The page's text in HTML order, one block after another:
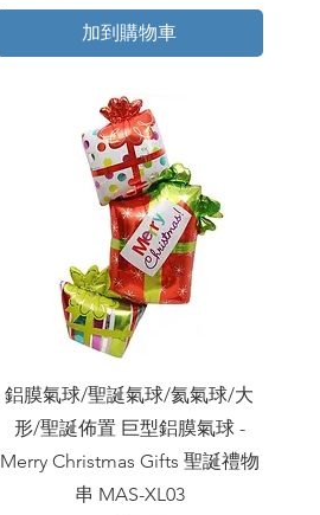
加到購物車
快速瀏覽
鋁膜氣球/聖誕氣球/氦氣球/大
形/聖誕佈置 巨型鋁膜氣球 -
Merry Christmas Gifts 聖誕禮物
串 MAS-XL03